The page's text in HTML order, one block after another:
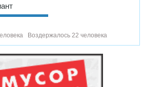
Воздержалось 22 человека